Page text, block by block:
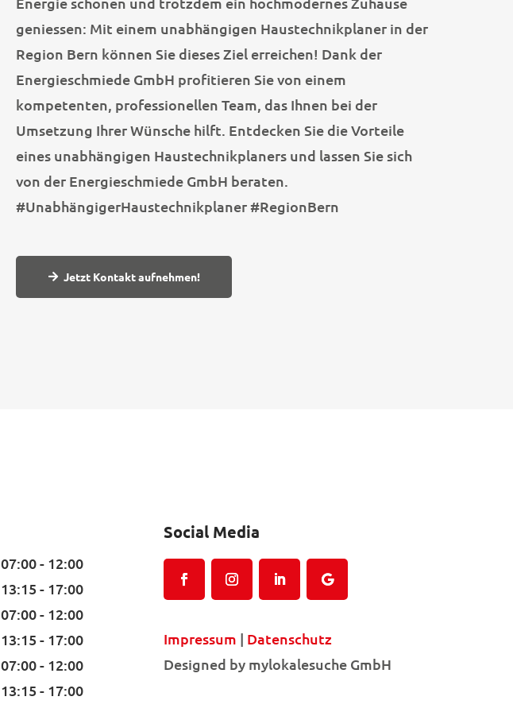
geniessen: Mit einem unabhängigen Haustechnikplaner in der
Region Bern können Sie dieses Ziel erreichen! Dank der
Energieschmiede GmbH profitieren Sie von einem
kompetenten, professionellen Team, das Ihnen bei der
Umsetzung Ihrer Wünsche hilft. Entdecken Sie die Vorteile
eines unabhängigen Haustechnikplaners und lassen Sie sich
von der Energieschmiede GmbH beraten.
#UnabhängigerHaustechnikplaner #RegionBern
Jetzt Kontakt aufnehmen!
07:00 - 12:00
13:15 - 17:00
07:00 - 12:00
13:15 - 17:00
07:00 - 12:00
13:15 - 17:00
Social Media
Impressum | Datenschutz
Designed by mylokalesuche GmbH